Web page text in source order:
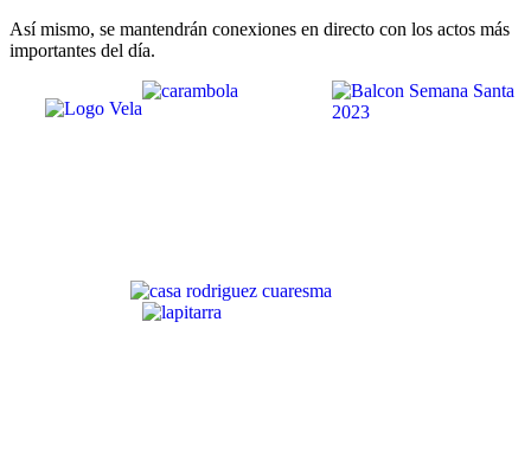
Así mismo, se mantendrán conexiones en directo con los actos más
importantes del día.